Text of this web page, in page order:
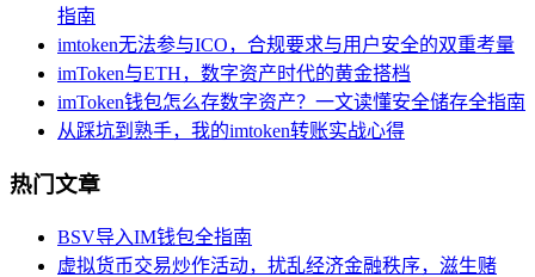
指南
imtoken无法参与ICO，合规要求与用户安全的双重考量
imToken与ETH，数字资产时代的黄金搭档
imToken钱包怎么存数字资产？一文读懂安全储存全指南
从踩坑到熟手，我的imtoken转账实战心得
热门文章
BSV导入IM钱包全指南
虚拟货币交易炒作活动，扰乱经济金融秩序，滋生赌